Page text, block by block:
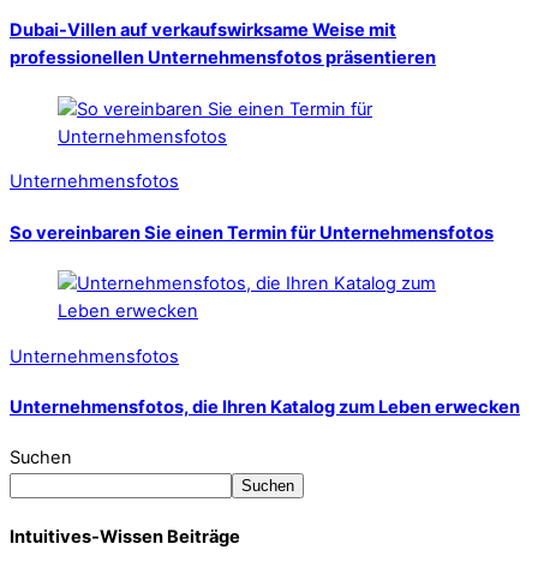
Dubai-Villen auf verkaufswirksame Weise mit
professionellen Unternehmensfotos präsentieren
Unternehmensfotos
So vereinbaren Sie einen Termin für Unternehmensfotos
Unternehmensfotos
Unternehmensfotos, die Ihren Katalog zum Leben erwecken
Suchen
Suchen
Intuitives-Wissen Beiträge